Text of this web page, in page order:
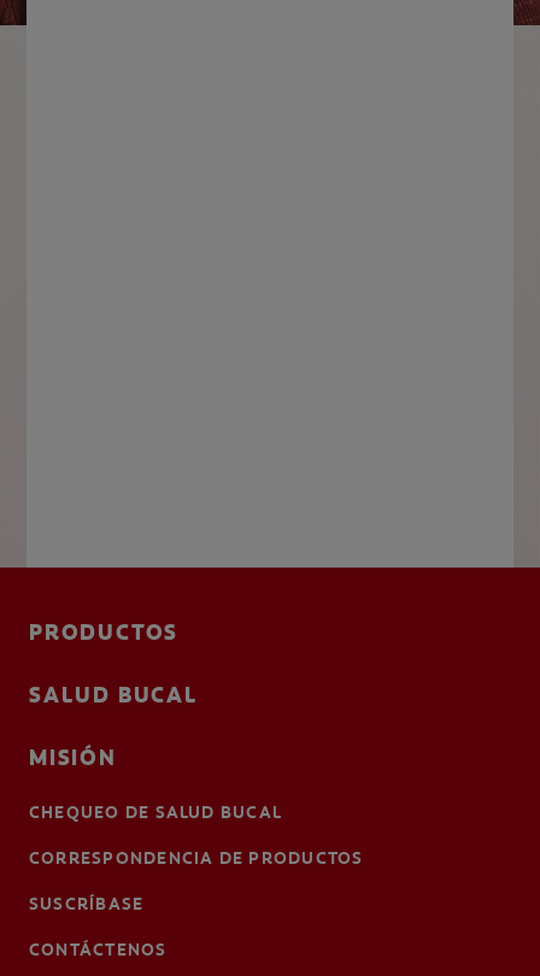
PRODUCTOS
SALUD BUCAL
MISIÓN
CHEQUEO DE SALUD BUCAL
CORRESPONDENCIA DE PRODUCTOS
SUSCRÍBASE
CONTÁCTENOS